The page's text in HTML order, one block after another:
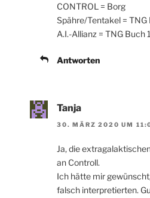
CONTROL = Borg
Spähre/Tentakel =
A.I.-Allianz = TNG Buch
Antworten
Tanja
30. MÄRZ 2020 UM
Ja, die
an Controll.
Ich hätte mir
falsch interpretierten.